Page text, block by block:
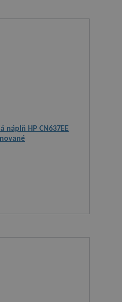
náplň HP CN637EE